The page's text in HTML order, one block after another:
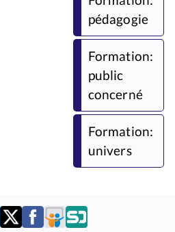
pédagogie
Formation:
public
concerné
Formation:
univers